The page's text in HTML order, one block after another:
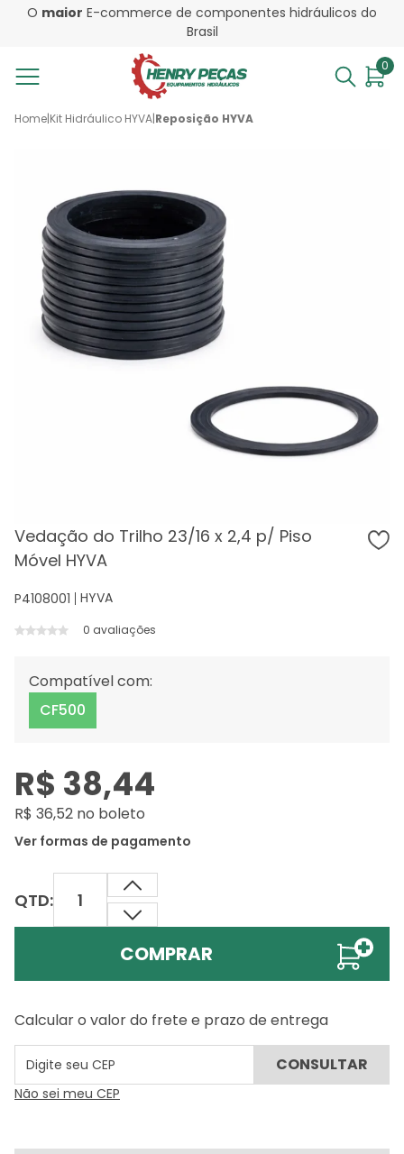
O maior E-commerce de componentes hidráulicos do
Brasil
0
Home|Kit Hidráulico HYVA|Reposição HYVA
Vedação do Trilho 23/16 x 2,4 p/ Piso
Móvel HYVA
P4108001 HYVA
0 avaliações
R$ 38,44
R$ 36,52 no boleto
Ver formas de pagamento
Compatível com:
CF500
QTD:
COMPRAR
Calcular o valor do frete e prazo de entrega
Não sei meu CEP